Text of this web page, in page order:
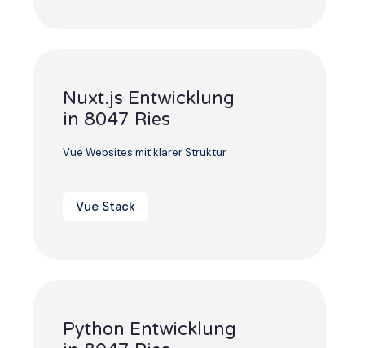
Nuxt.js Entwicklung
in 8047 Ries
Vue Websites mit klarer Struktur
Vue Stack
Python Entwicklung